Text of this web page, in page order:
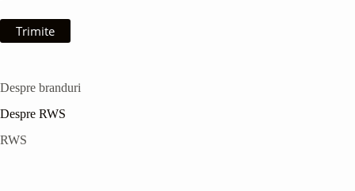
Trimite
Despre branduri
Despre RWS
RWS